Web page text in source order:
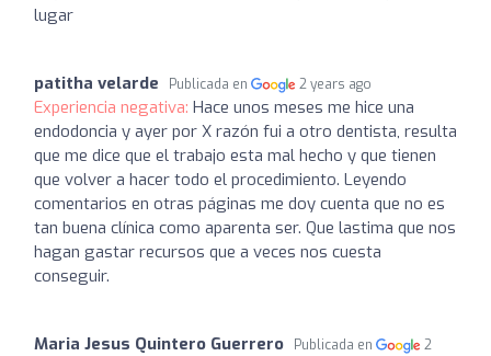
lugar
patitha velarde Publicada en 2 years ago
Experiencia negativa: Hace unos meses me hice una
endodoncia y ayer por X razón fui a otro dentista, resulta
que me dice que el trabajo esta mal hecho y que tienen
que volver a hacer todo el procedimiento. Leyendo
comentarios en otras páginas me doy cuenta que no es
tan buena clínica como aparenta ser. Que lastima que nos
hagan gastar recursos que a veces nos cuesta
conseguir.
Maria Jesus Quintero Guerrero Publicada en
2